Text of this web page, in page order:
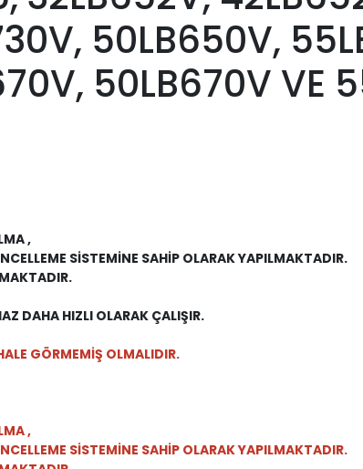
50LB650V,
50LB670V VE
,
SİSTEMİNE SAHİP OLARAK YAPILMAKTADIR.
DAHA HIZLI OLARAK ÇALIŞIR.
GÖRMEMİŞ OLMALIDIR.
,
SİSTEMİNE SAHİP OLARAK YAPILMAKTADIR.